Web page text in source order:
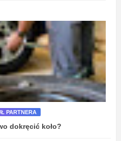
PARTNERA
dokręcić koło?